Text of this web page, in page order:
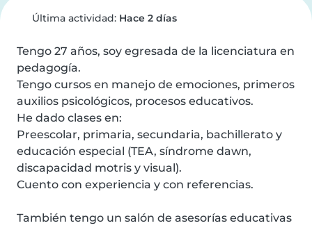
Última actividad: Hace 2 días
Tengo 27 años, soy egresada de la licenciatura en
pedagogía.
Tengo cursos en manejo de emociones, primeros
auxilios psicológicos, procesos educativos.
He dado clases en:
Preescolar, primaria, secundaria, bachillerato y
educación especial (TEA, síndrome dawn,
discapacidad motris y visual).
Cuento con experiencia y con referencias.
También tengo un salón de asesorías educativas